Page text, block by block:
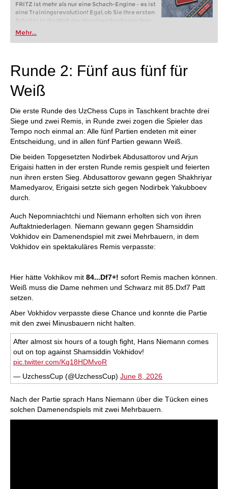
FRITZ ist mehr als nur eine Schach-Engine – es ist
eine Trainingsrevolution! Egal, ob Sie Ihre ersten
Schritte in die Welt des Vereinsschachs machen
oder bereits auf Turnierniveau spielen: Mit
FRITZ trainieren Sie effizienter, intelligenter und
individueller als je zuvor.
Mehr...
Runde 2: Fünf aus fünf für
Weiß
Die erste Runde des UzChess Cups in Taschkent brachte drei
Siege und zwei Remis, in Runde zwei zogen die Spieler das
Tempo noch einmal an: Alle fünf Partien endeten mit einer
Entscheidung, und in allen fünf Partien gewann Weiß.
Die beiden Topgesetzten Nodirbek Abdusattorov und Arjun
Erigaisi hatten in der ersten Runde remis gespielt und feierten
nun ihren ersten Sieg. Abdusattorov gewann gegen Shakhriyar
Mamedyarov, Erigaisi setzte sich gegen Nodirbek Yakubboev
durch.
Auch Nepomniachtchi und Niemann erholten sich von ihren
Auftaktniederlagen. Niemann gewann gegen Shamsiddin
Vokhidov ein Damenendspiel mit zwei Mehrbauern, in dem
Vokhidov ein spektakuläres Remis verpasste:
Hier hätte Vokhikov mit 84...Df7+! sofort Remis machen können.
Weiß muss die Dame nehmen und Schwarz mit 85.Dxf7 Patt
setzen.
Aber Vokhidov verpasste diese Chance und konnte die Partie
mit den zwei Minusbauern nicht halten.
After almost six hours of a tough fight, Hans Niemann comes
out on top against Shamsiddin Vokhidov!
pic.twitter.com/Kq18HDMvoR
— UzchessCup (@UzchessCup)June 8, 2026
Nach der Partie sprach Hans Niemann über die Tücken eines
solchen Damenendspiels mit zwei Mehrbauern.